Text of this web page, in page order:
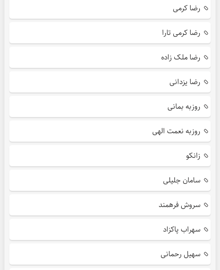
رضا کرمی
رضا کرمی تارا
رضا ملک زاده
رضا یزدانی
روزبه بمانی
روزبه نعمت الهی
زانکو
سامان جلیلی
سروش فرهمند
سهراب پاکزاد
سهیل رحمانی